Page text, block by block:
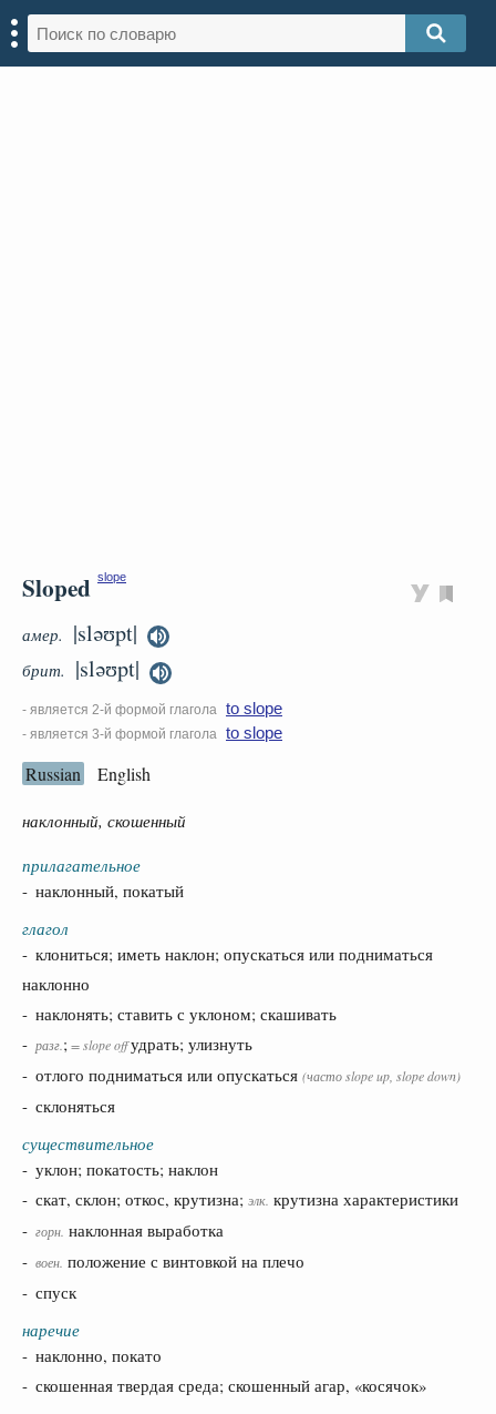
Sloped slope
амер. |sləʊpt|
брит. |sləʊpt|
- является 2-й формой глагола to slope
- является 3-й формой глагола to slope
Russian English
наклонный, скошенный
прилагательное
- наклонный, покатый
глагол
- клониться; иметь наклон; опускаться или подниматься
наклонно
- наклонять; ставить с уклоном; скашивать
- разг. ; = slope offудрать; улизнуть
- отлого подниматься или опускаться (частоslope up slope down)
- склоняться
существительное
- уклон; покатость; наклон
- скат, склон; откос, крутизна; элк. крутизна характеристики
- горн. наклонная выработка
- воен. положение с винтовкой на плечо
- спуск
наречие
- наклонно, покато
- скошенная твердая среда; скошенный агар, «косячок»